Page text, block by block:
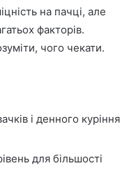
на пачці, але
факторів.
чого чекати.
і денного куріння
для більшості